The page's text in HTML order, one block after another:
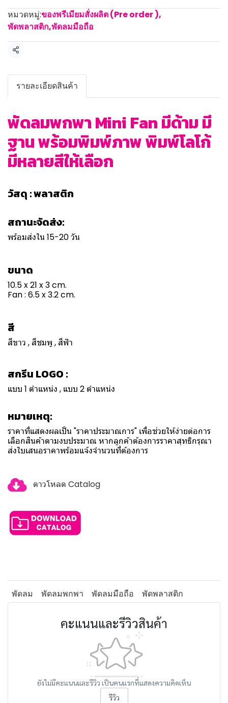
หมวดหมู่:ของพรีเมียมสั่งผลิต (Pre order ),
พัดพลาสติก,พัดลมมือถือ
แชร์
รายละเอียดสินค้า
พัดลมพกพา Mini Fan มีด้าม มี
ฐาน พร้อมพิมพ์ภาพ พิมพ์โลโก้
มีหลายสีให้เลือก
วัสดุ : พลาสติก
สถานะจัดส่ง:
พร้อมส่งใน 15-20 วัน
ขนาด
10.5 x 21 x 3 cm.
Fan : 6.5 x 3.2 cm.
สี
สีขาว , สีชมพู , สีฟ้า
สกรีน LOGO :
แบบ 1 ตำแหน่ง , แบบ 2 ตำแหน่ง
หมายเหตุ:
ราคาที่แสดงผลเป็น "ราคาประมาณการ" เพื่อช่วยให้ง่ายต่อการ
เลือกสินค้าตามงบประมาณ หากลูกค้าต้องการราคาสุทธิกรุณา
ส่งใบเสนอราคาพร้อมแจ้งจำนวนที่ต้องการ
ดาวโหลด Catalog
พัดลม พัดลมพกพา พัดลมมือถือ พัดพลาสติก
คะแนนและรีวิวสินค้า
ยังไม่มีคะแนนและรีวิว เป็นคนแรกที่แสดงความคิดเห็น
รีวิว